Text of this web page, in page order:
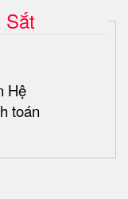
Sắt
Hệ
toán